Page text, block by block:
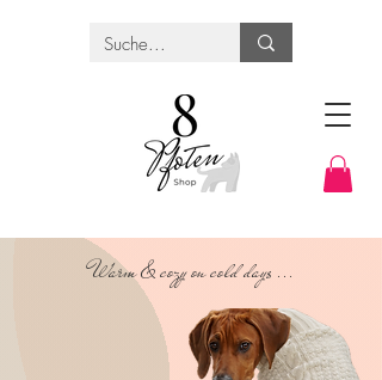
Warm & cozy on cold days ...